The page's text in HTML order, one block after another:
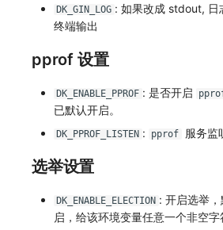
DK_GIN_LOG : 如果改成 stdout, 日
终端输出
pprof 设置
DK_ENABLE_PPROF : 是否开启
已默认开启。
DK_PPROF_LISTEN : pprof 服务监
选举设置
DK_ENABLE_ELECTION : 开启选举
启，给该环境变量任意一个非空